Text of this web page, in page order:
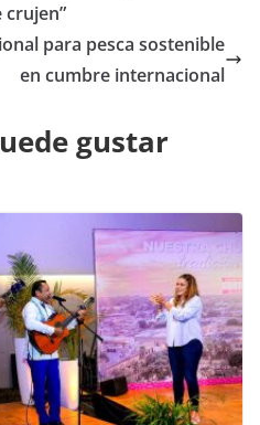
para pesca sostenible
en cumbre internacional
gustar